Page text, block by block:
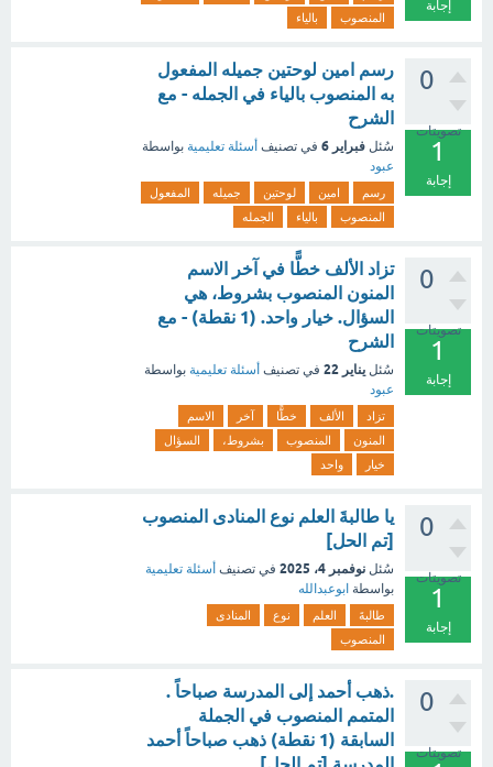
إجابة
المنصوب
بالياء
0
تصويتات
1
إجابة
رسم امين لوحتين جميله المفعول
به المنصوب بالياء في الجمله - مع
الشرح
سُئل فبراير 6 في تصنيف أسئلة تعليمية بواسطة
عبود
رسم امين لوحتين جميله
المفعول
المنصوب
بالياء الجمله
0
تصويتات
1
إجابة
تزاد الألف خطًّا في آخر الاسم
المنون المنصوب بشروط، هي
السؤال. خيار واحد. (1 نقطة) - مع
الشرح
سُئل يناير 22 في تصنيف أسئلة تعليمية بواسطة
عبود
تزاد الألف خطًّا آخر
الاسم
المنون
المنصوب بشروط،
السؤال
خيار
واحد
0
تصويتات
1
إجابة
يا طالبةَ العلم نوع المنادى المنصوب
[تم الحل]
سُئل نوفمبر 4، 2025 في تصنيف أسئلة تعليمية
بواسطة ابوعبدالله
طالبةَ العلم نوع
المنادى
المنصوب
0
تصويتات
.ذهب أحمد إلى المدرسة صباحاً .
المتمم المنصوب في الجملة
السابقة (1 نقطة) ذهب صباحاً أحمد